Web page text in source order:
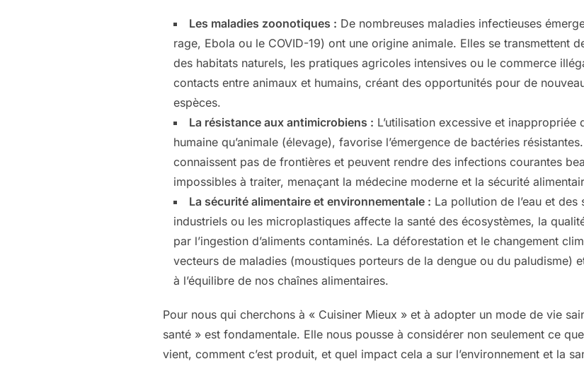
Les maladies zoonotiques : De nombreuses maladies infectieuses
rage, Ebola ou le COVID-19) ont une origine animale. Elles se transmettent
des habitats naturels, les pratiques agricoles intensives ou le commerce
contacts entre animaux et humains, créant des opportunités pour de
espèces.
La résistance aux antimicrobiens : L’utilisation excessive et
humaine qu’animale (élevage), favorise l’émergence de bactéries
connaissent pas de frontières et peuvent rendre des infections courantes
impossibles à traiter, menaçant la médecine moderne et la sécurité
La sécurité alimentaire et environnementale : La pollution de l’eau et
industriels ou les microplastiques affecte la santé des écosystèmes, la
par l’ingestion d’aliments contaminés. La déforestation et le changement
vecteurs de maladies (moustiques porteurs de la dengue ou du paludisme)
à l’équilibre de nos chaînes alimentaires.
Pour nous qui cherchons à « Cuisiner Mieux » et à adopter un mode de vie
santé » est fondamentale. Elle nous pousse à considérer non seulement ce
vient, comment c’est produit, et quel impact cela a sur l’environnement et la